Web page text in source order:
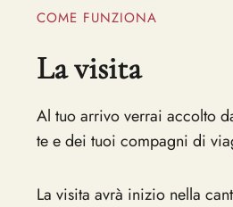
COME FUNZIONA
La visita
Al tuo arrivo verrai accolto
te e dei tuoi compagni di
La visita avrà inizio nella